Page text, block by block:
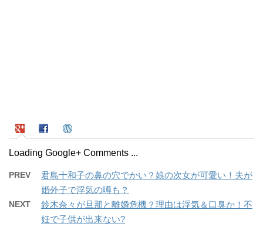
Loading Google+ Comments ...
PREV
君島十和子の鼻の穴でかい？娘の次女が可愛い！夫が
婚外子で浮気の噂も？
NEXT
鈴木奈々が旦那と離婚危機？理由は浮気＆口臭か！不
妊で子供が出来ない?